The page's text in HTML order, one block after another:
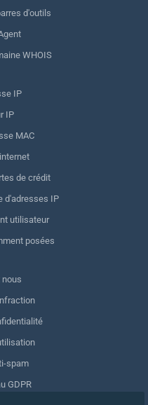
d'outils
WHOIS
IP
IP
MAC
de crédit
d'adresses IP
utilisateur
posées
nous
spam
GDPR